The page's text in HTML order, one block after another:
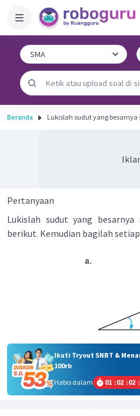
Beranda Lukislah sudut yang besarnya
Pertanyaan
Lukislah sudut yang
berikut. Kemudian bagilah
Ikuti Tryout SNBT &
100rb
Habis dalam
01 :02 :02 :